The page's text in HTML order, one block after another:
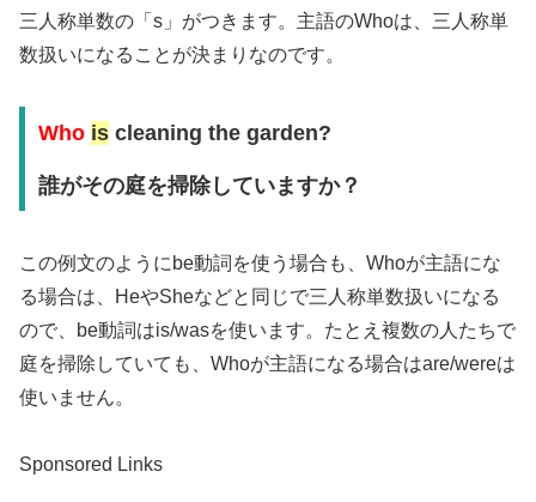
三人称単数の「s」がつきます。主語のWhoは、三人称単
数扱いになることが決まりなのです。
Who iscleaning the garden?
誰がその庭を掃除していますか？
この例文のようにbe動詞を使う場合も、Whoが主語にな
る場合は、HeやSheなどと同じで三人称単数扱いになる
ので、be動詞はis/wasを使います。たとえ複数の人たちで
庭を掃除していても、Whoが主語になる場合はare/wereは
使いません。
Sponsored Links